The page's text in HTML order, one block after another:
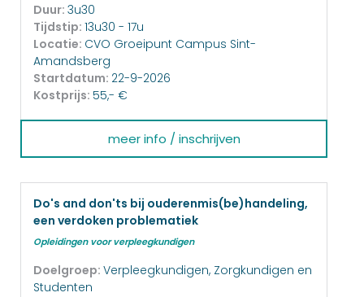
Duur: 3u30
Tijdstip: 13u30 - 17u
Locatie: CVO Groeipunt Campus Sint-
Amandsberg
Startdatum: 22-9-2026
Kostprijs: 55,- €
meer info / inschrijven
Do's and don'ts bij ouderenmis(be)handeling,
een verdoken problematiek
Opleidingen voor verpleegkundigen
Doelgroep: Verpleegkundigen, Zorgkundigen en
Studenten